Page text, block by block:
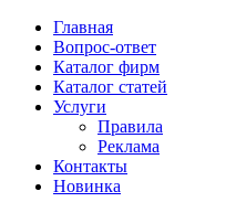
Главная
Вопрос-ответ
Каталог фирм
Каталог статей
Услуги
Правила
Реклама
Контакты
Новинка